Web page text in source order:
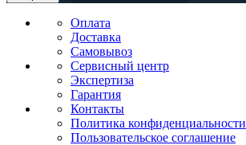
Оплата
Доставка
Самовывоз
Сервисный центр
Экспертиза
Гарантия
Контакты
Политика конфиденциальности
Пользовательское соглашение